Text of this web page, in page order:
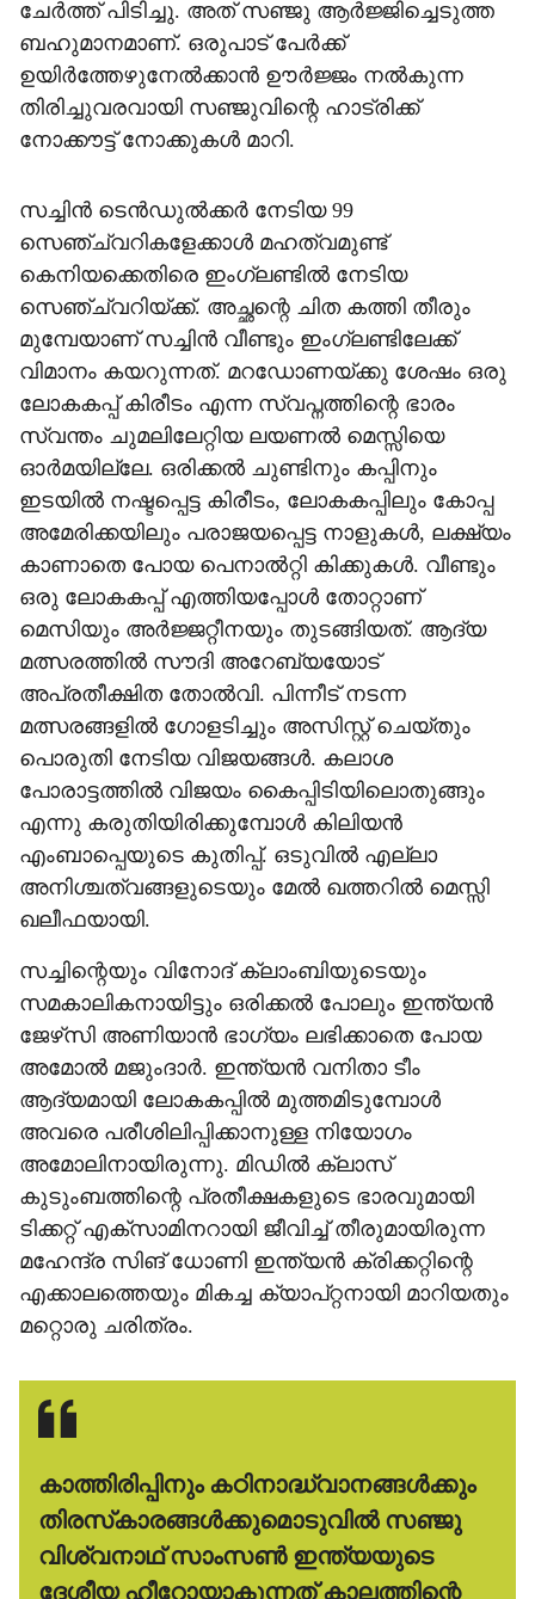
ചേര്‍ത്ത് പിടിച്ചു. അത് സഞ്ജു ആര്‍ജ്ജിച്ചെടുത്ത
ബഹുമാനമാണ്. ഒരുപാട് പേര്‍ക്ക്
ഉയിര്‍ത്തേഴുനേല്‍ക്കാന്‍ ഊര്‍ജ്ജം നല്‍കുന്ന
തിരിച്ചുവരവായി സഞ്ജുവിന്റെ ഹാട്രിക്ക്
നോക്കൗട്ട് നോക്കുകള്‍ മാറി.
സച്ചിന്‍ ടെന്‍ഡുല്‍ക്കര്‍ നേടിയ 99
സെഞ്ച്വറികളേക്കാള്‍ മഹത്വമുണ്ട്
കെനിയക്കെതിരെ ഇംഗ്ലണ്ടില്‍ നേടിയ
സെഞ്ച്വറിയ്ക്ക്. അച്ഛന്റെ ചിത കത്തി തീരും
മുമ്പേയാണ് സച്ചിന്‍ വീണ്ടും ഇംഗ്ലണ്ടിലേക്ക്
വിമാനം കയറുന്നത്. മറഡോണയ്ക്കു ശേഷം ഒരു
ലോകകപ്പ് കിരീടം എന്ന സ്വപ്നത്തിന്റെ ഭാരം
സ്വന്തം ചുമലിലേറ്റിയ ലയണല്‍ മെസ്സിയെ
ഓര്‍മയില്ലേ. ഒരിക്കല്‍ ചുണ്ടിനും കപ്പിനും
ഇടയില്‍ നഷ്ടപ്പെട്ട കിരീടം, ലോകകപ്പിലും കോപ്പ
അമേരിക്കയിലും പരാജയപ്പെട്ട നാളുകള്‍, ലക്ഷ്യം
കാണാതെ പോയ പെനാല്‍റ്റി കിക്കുകള്‍. വീണ്ടും
ഒരു ലോകകപ്പ് എത്തിയപ്പോള്‍ തോറ്റാണ്
മെസിയും അര്‍ജ്ജറ്റീനയും തുടങ്ങിയത്. ആദ്യ
മത്സരത്തില്‍ സൗദി അറേബ്യയോട്
അപ്രതീക്ഷിത തോല്‍വി. പിന്നീട് നടന്ന
മത്സരങ്ങളില്‍ ഗോളടിച്ചും അസിസ്റ്റ് ചെയ്തും
പൊരുതി നേടിയ വിജയങ്ങള്‍. കലാശ
പോരാട്ടത്തില്‍ വിജയം കൈപ്പിടിയിലൊതുങ്ങും
എന്നു കരുതിയിരിക്കുമ്പോള്‍ കിലിയന്‍
എംബാപ്പെയുടെ കുതിപ്പ്. ഒടുവില്‍ എല്ലാ
അനിശ്ചത്വങ്ങളുടെയും മേല്‍ ഖത്തറില്‍ മെസ്സി
ഖലീഫയായി.
സച്ചിന്റെയും വിനോദ് ക്ലാംബിയുടെയും
സമകാലികനായിട്ടും ഒരിക്കല്‍ പോലും ഇന്ത്യന്‍
ജേഴ്‌സി അണിയാന്‍ ഭാഗ്യം ലഭിക്കാതെ പോയ
അമോല്‍ മജുംദാര്‍. ഇന്ത്യന്‍ വനിതാ ടീം
ആദ്യമായി ലോകകപ്പില്‍ മുത്തമിടുമ്പോള്‍
അവരെ പരീശിലിപ്പിക്കാനുള്ള നിയോഗം
അമോലിനായിരുന്നു. മിഡില്‍ ക്ലാസ്
കുടുംബത്തിന്റെ പ്രതീക്ഷകളുടെ ഭാരവുമായി
ടിക്കറ്റ് എക്‌സാമിനറായി ജീവിച്ച് തീരുമായിരുന്ന
മഹേന്ദ്ര സിങ് ധോണി ഇന്ത്യന്‍ ക്രിക്കറ്റിന്റെ
എക്കാലത്തെയും മികച്ച ക്യാപ്റ്റനായി മാറിയതും
മറ്റൊരു ചരിത്രം.
കാത്തിരിപ്പിനും കഠിനാദ്ധ്വാനങ്ങള്‍ക്കും
തിരസ്‌കാരങ്ങള്‍ക്കുമൊടുവില്‍ സഞ്ജു
വിശ്വനാഥ് സാംസണ്‍ ഇന്ത്യയുടെ
ദേശീയ ഹീറോയാകുന്നത് കാലത്തിന്റെ